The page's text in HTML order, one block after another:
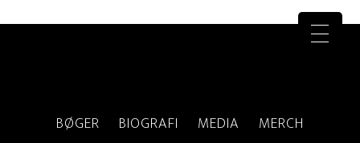
BØGER BIOGRAFI MEDIA
MERCH